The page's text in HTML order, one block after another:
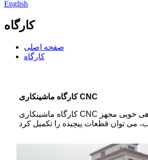
English
کارگاه
صفحه اصلی
کارگاه
کارگاه ماشینکاری CNC
کارگاه ماشینکاری CNC با سازماندهی خوبی مجهز Voelry که می تواند ظرفیت فزاینده مشتریان و الزامات کیفیت محصولات را برآورده کند.ماشینکاری 4 محور CNC و ماشین 5 محور CNC برای